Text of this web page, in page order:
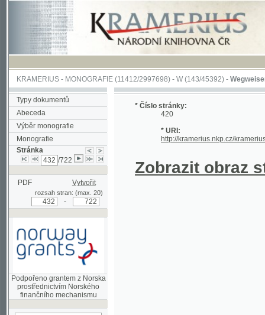
KRAMERIUS-MONOGRAFIE(11412/2997698) -W (143/45392)-Wegweiser durch
Typy dokumentů
Abeceda
Výběr monografie
Monografie
Stránka
/722
PDF Vytvořit
rozsah stran: (max. 20)
Podpořeno grantem z Norska
prostřednictvím Norského
hledat na aktuální
stránce
* Číslo stránky:
420
* URI:
http://kramerius.nkp.cz/kramerius/